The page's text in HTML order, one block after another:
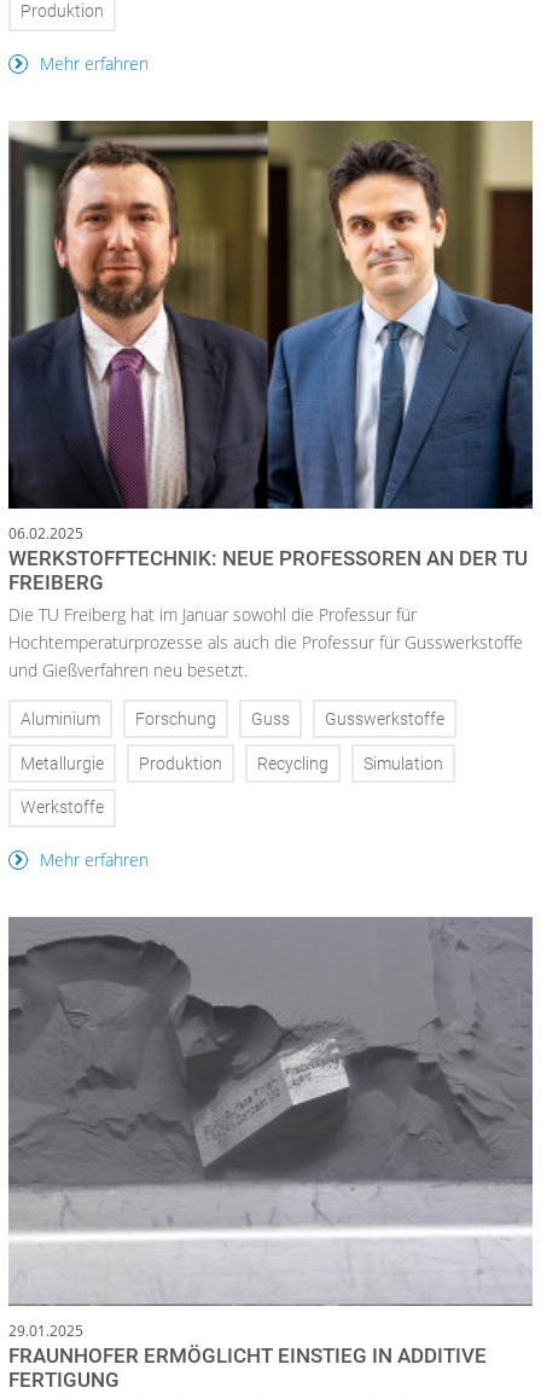
Produktion
Mehr erfahren
06.02.2025
WERKSTOFFTECHNIK: NEUE PROFESSOREN AN DER TU
FREIBERG
Die TU Freiberg hat im Januar sowohl die Professur für
Hochtemperaturprozesse als auch die Professur für Gusswerkstoffe
und Gießverfahren neu besetzt.
Aluminium Forschung Guss Gusswerkstoffe
Metallurgie Produktion Recycling Simulation
Werkstoffe
Mehr erfahren
29.01.2025
FRAUNHOFER ERMÖGLICHT EINSTIEG IN ADDITIVE
FERTIGUNG